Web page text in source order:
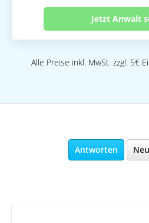
Jetzt Anwalt
Alle Preise inkl. MwSt. zzgl. 5€
Antworten